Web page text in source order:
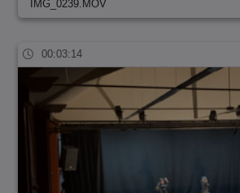
IMG_0239.MOV
00:03:14